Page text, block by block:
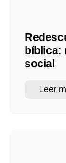
bíblica:
social
Leer